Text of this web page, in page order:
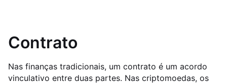
Contrato
Nas finanças tradicionais, um contrato é um acordo
vinculativo entre duas partes. Nas criptomoedas, os